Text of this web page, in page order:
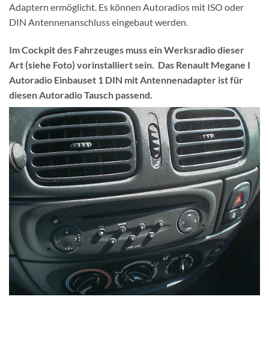
Adaptern ermöglicht. Es können Autoradios mit ISO oder
DIN Antennenanschluss eingebaut werden.
Im Cockpit des Fahrzeuges muss ein Werksradio dieser
Art (siehe Foto) vorinstalliert sein. Das Renault Megane I
Autoradio Einbauset 1 DIN mit Antennenadapter ist für
diesen Autoradio Tausch passend.